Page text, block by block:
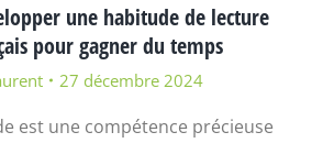
une habitude de lecture
pour gagner du temps
27 décembre 2024
est une compétence précieuse